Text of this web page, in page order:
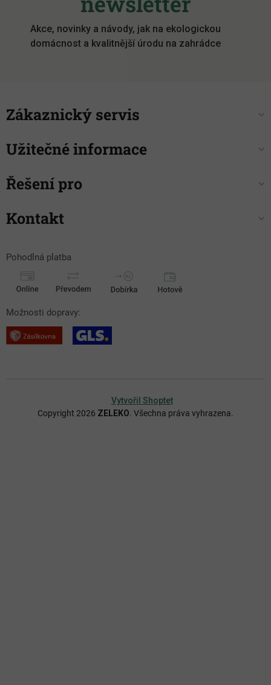
Akce, novinky a návody, jak na ekologickou
domácnost a kvalitnější úrodu na zahrádce
Zákaznický servis
Užitečné informace
Řešení pro
Kontakt
Pohodlná platba
Možnosti dopravy:
Vytvořil Shoptet
Copyright 2026 ZELEKO. Všechna práva vyhrazena.